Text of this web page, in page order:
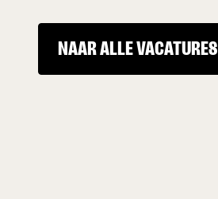
NAAR ALLE VACATURES